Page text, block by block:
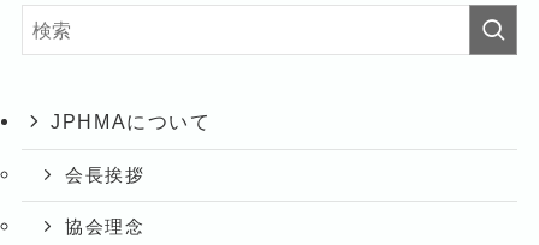
JPHMAについて
会長挨拶
協会理念